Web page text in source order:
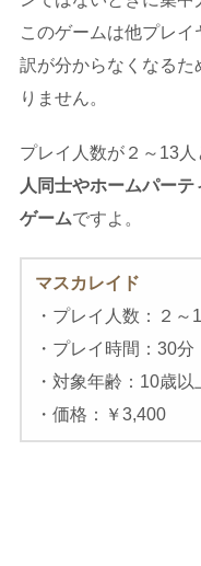
このゲームは他プレ
訳が分からなくなるた
りません。
プレイ人数が２～13人
人同士やホームパー
ゲームですよ。
マスカレイド
・プレイ人数：２～
・プレイ時間：30分
・対象年齢：10歳以
・価格：￥3,400